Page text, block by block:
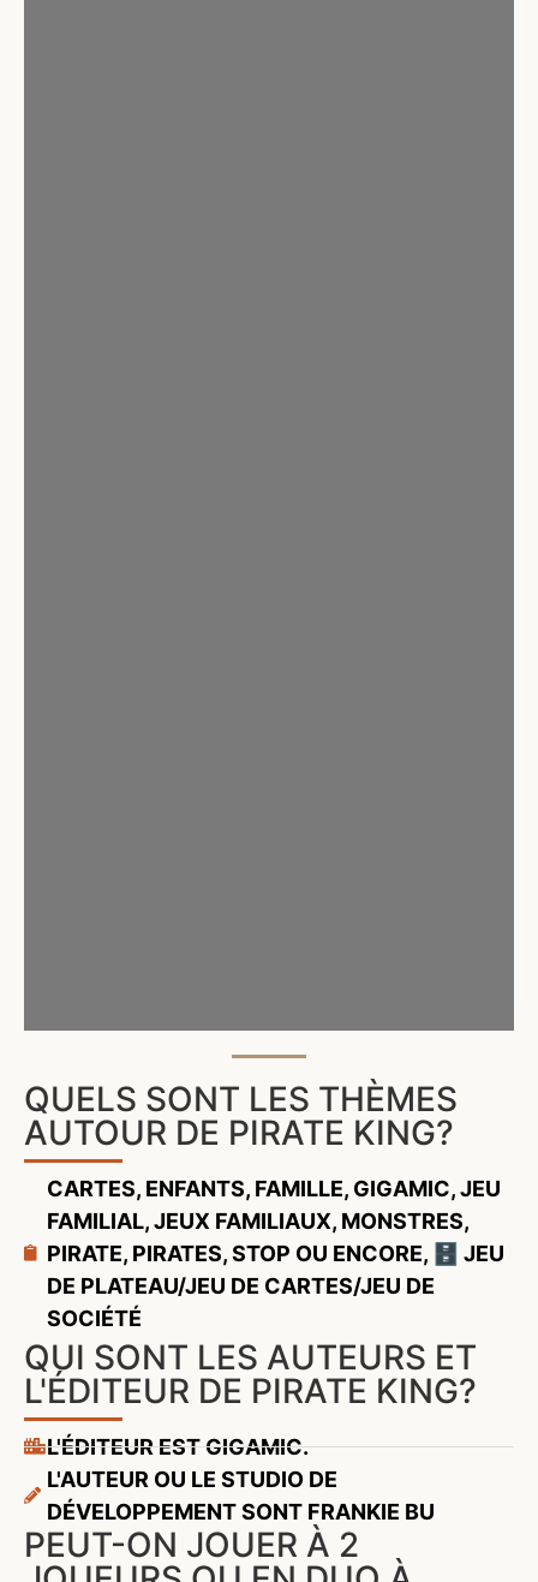
QUELS SONT LES THÈMES
AUTOUR DE PIRATE KING?
CARTES, ENFANTS, FAMILLE, GIGAMIC,JEU
FAMILIAL,JEUX FAMILIAUX, MONSTRES,
PIRATE, PIRATES,STOP OU ENCORE,
🗄️ JEU
DE PLATEAU/JEU DE CARTES/JEU DE
SOCIÉTÉ
QUI SONT LES AUTEURS ET
L'ÉDITEUR DE PIRATE KING?
L'ÉDITEUR EST GIGAMIC.
L'AUTEUR OU LE STUDIO DE
DÉVELOPPEMENT SONT FRANKIE BU
PEUT-ON JOUER À 2